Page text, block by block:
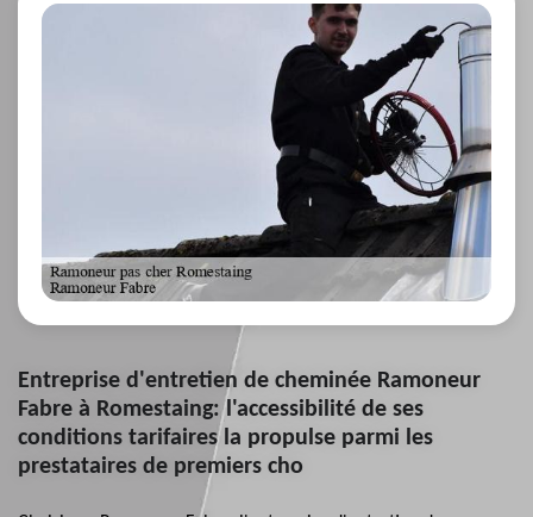
Entreprise d'entretien de cheminée Ramoneur
Fabre à Romestaing: l'accessibilité de ses
conditions tarifaires la propulse parmi les
prestataires de premiers cho